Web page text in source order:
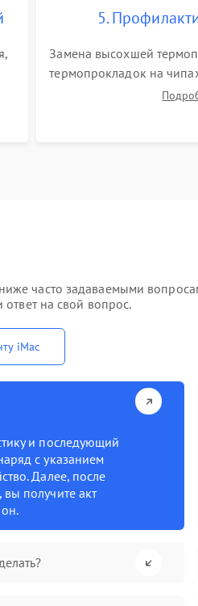
5.
Замена высохшей
термопрокладок на
перегрева. Аккуратная
часто задаваемыми
на свой вопрос.
iMac
и последующий
с указанием
Далее, после
получите акт